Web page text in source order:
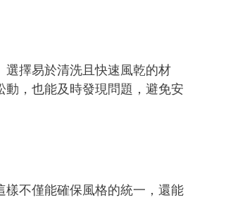
擇易於清洗且快速風乾的材
，也能及時發現問題，避免安
不僅能確保風格的統一，還能